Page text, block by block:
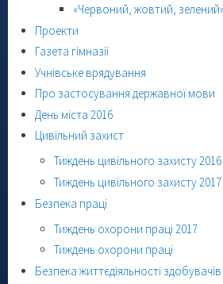
«Червоний, жовтий, зелений»
Проекти
Газета гімназії
Учнівське врядування
Про застосування державної мови
День міста 2016
Цивільний захист
Тиждень цивільного захисту 2016
Тиждень цивільного захисту 2017
Безпека праці
Тиждень охорони праці 2017
Тиждень охорони праці
Безпека життєдіяльності